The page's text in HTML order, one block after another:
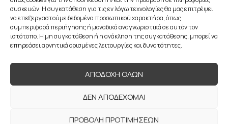
συσκευών. Η συγκατάθεση για τις εν λόγω τεχνολογίες θα μας επιτρέψει
να επεξεργαστούμε δεδομένα προσωπικού χαρακτήρα, όπως
συμπεριφορά περιήγησης ή μοναδικά αναγνωριστικά σε αυτόν τον
ιστότοπο. Η μη συγκατάθεση ή η ανάκληση της συγκατάθεσης, μπορεί να
επηρεάσει αρνητικά ορισμένες λειτουργίες και δυνατότητες.
ΑΠΟΔΟΧΗ ΟΛΩΝ
ΔΕΝ ΑΠΟΔΕΧΟΜΑΙ
ΠΡΟΒΟΛΗ ΠΡΟΤΙΜΗΣΕΩΝ